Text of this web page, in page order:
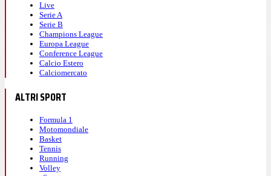
Live
Serie A
Serie B
Champions League
Europa League
Conference League
Calcio Estero
Calciomercato
ALTRI SPORT
Formula 1
Motomondiale
Basket
Tennis
Running
Volley